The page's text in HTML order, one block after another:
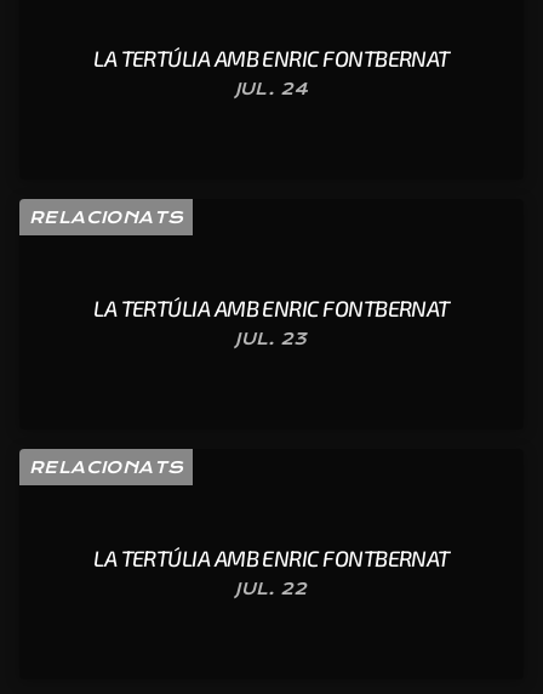
LA TERTÚLIA AMB ENRIC FONTBERNAT
JUL. 24
RELACIONATS
LA TERTÚLIA AMB ENRIC FONTBERNAT
JUL. 23
RELACIONATS
LA TERTÚLIA AMB ENRIC FONTBERNAT
JUL. 22